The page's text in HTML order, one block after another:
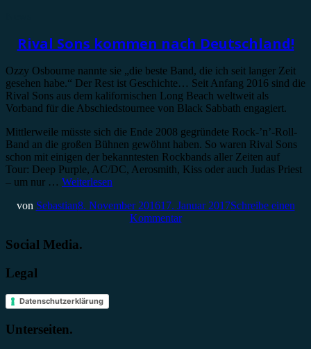
Rival Sons kommen nach Deutschland!
Ozzy Osbourne nannte sie „die beste Band, die ich seit langer Zeit
gesehen habe.“ Der Rest ist Geschichte… Seit Anfang 2016 sind die
Rival Sons aus dem kalifornischen Long Beach weltweit als
Vorband für die Abschiedstournee von Black Sabbath engagiert.
Mittlerweile müsste sich die Ende 2008 gegründete Rock-’n’-Roll-
Band an die großen Bühnen gewöhnt haben. So waren Rival Sons
schon mit einigen der bekanntesten Rockbands aller Zeiten auf
Tour: Deep Purple, AC/DC, Aerosmith, Kiss oder auch Judas Priest
– um nur … Weiterlesen
von Sebastian8. November 201617. Januar 2017Schreibe einen
Kommentar
Social Media.
Legal
Datenschutzerklärung
Unterseiten.